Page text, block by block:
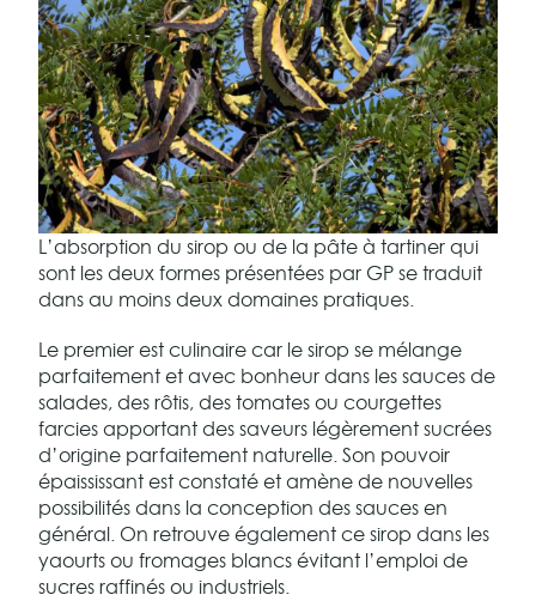
L’absorption du sirop ou de la pâte à tartiner qui
sont les deux formes présentées par GP se traduit
dans au moins deux domaines pratiques.
Le premier est culinaire car le sirop se mélange
parfaitement et avec bonheur dans les sauces de
salades, des rôtis, des tomates ou courgettes
farcies apportant des saveurs légèrement sucrées
d’origine parfaitement naturelle. Son pouvoir
épaississant est constaté et amène de nouvelles
possibilités dans la conception des sauces en
général. On retrouve également ce sirop dans les
yaourts ou fromages blancs évitant l’emploi de
sucres raffinés ou industriels.